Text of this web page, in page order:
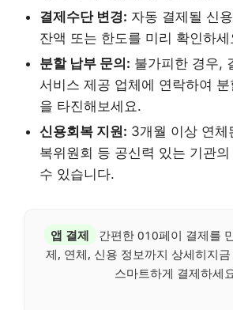
결제수단 변경: 자동 결제될 신
잔액 또는 한도를 미리 확인하세
분할 납부 문의: 불가피한 경우,
서비스 제공 업체에 연락하여
을 타진해보세요.
신용회복 지원: 3개월 이상 연체
복위원회 등 공신력 있는 기관
수 있습니다.
앱 결제
간편한 010페이 결제를
제, 연체, 신용 정보까지 상세히지
스마트하게 결제하세